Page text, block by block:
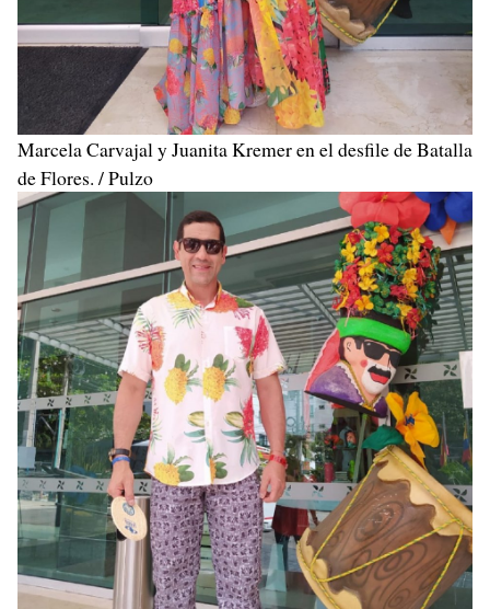
Marcela Carvajal y Juanita Kremer en el desfile de Batalla
de Flores. / Pulzo